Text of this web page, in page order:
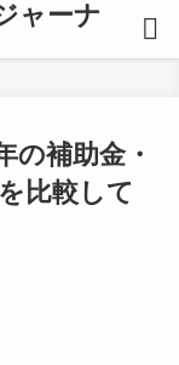
ャーナ
の補助金・
比較して